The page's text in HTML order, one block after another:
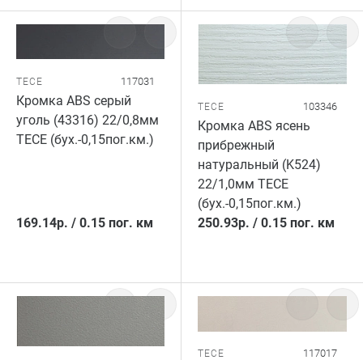
TECE 117031
Кромка ABS серый
уголь (43316) 22/0,8мм
TECE (бух.-0,15пог.км.)
169.14р. / 0.15 пог. км
TECE 103346
Кромка ABS ясень
прибрежный
натуральный (K524)
22/1,0мм TECE
(бух.-0,15пог.км.)
250.93р. / 0.15 пог. км
TECE 117017